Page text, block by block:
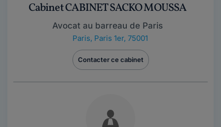
Cabinet CABINET SACKO MOUSSA
Avocat au barreau de Paris
Paris, Paris 1er, 75001
Contacter ce cabinet